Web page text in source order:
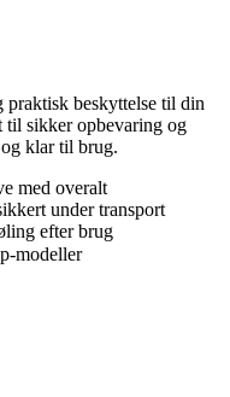
praktisk beskyttelse til din
til sikker opbevaring og
klar til brug.
med overalt
under transport
efter brug
modeller